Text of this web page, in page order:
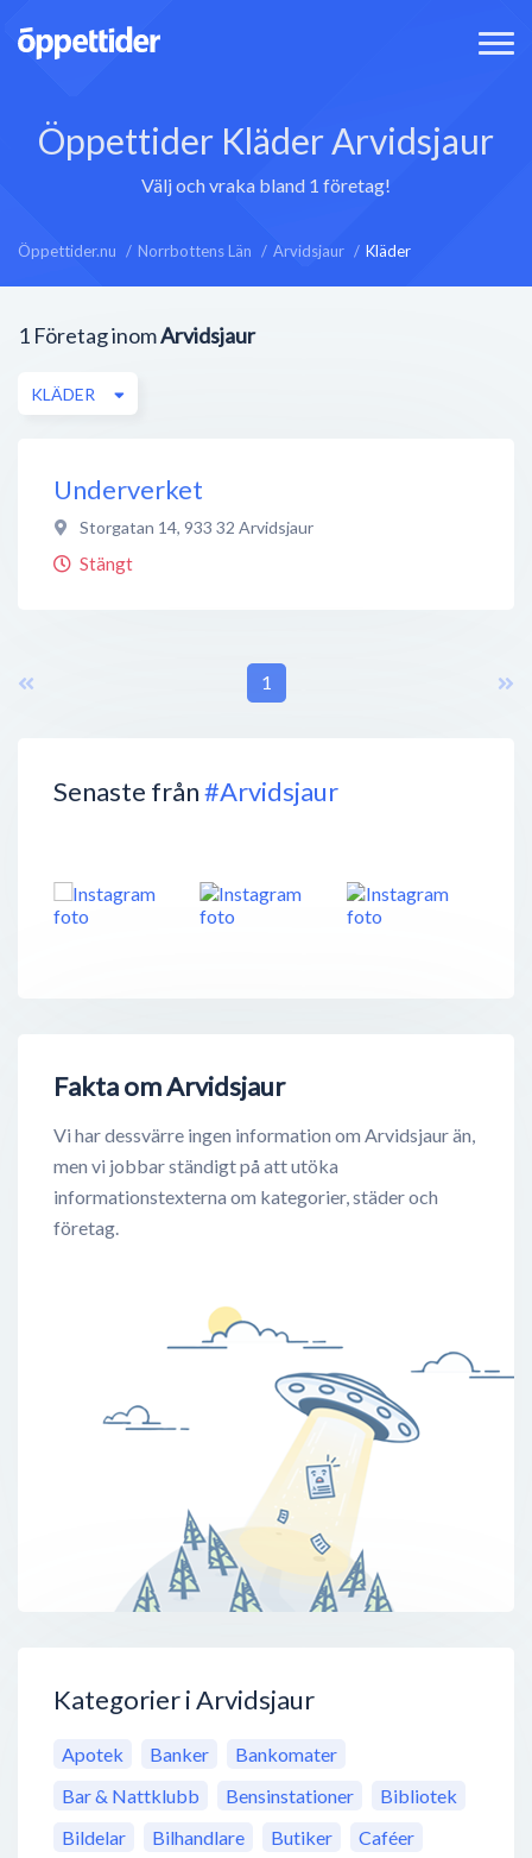
Öppettider Kläder Arvidsjaur
Välj och vraka bland 1 företag!
Öppettider.nu Norrbottens Län Arvidsjaur Kläder
Senaste från#Arvidsjaur
Fakta om Arvidsjaur
Vi har dessvärre ingen information om Arvidsjaur än,
men vi jobbar ständigt på att utöka
informationstexterna om kategorier, städer och
företag.
Kategorier i Arvidsjaur
Apotek Banker
Bankomater
Bar & Nattklubb
Bensinstationer
Bibliotek
Bildelar
Bilhandlare Butiker
Caféer
1 Företag inomArvidsjaur
KLÄDER
Underverket
Storgatan 14, 933 32 Arvidsjaur
Stängt
1